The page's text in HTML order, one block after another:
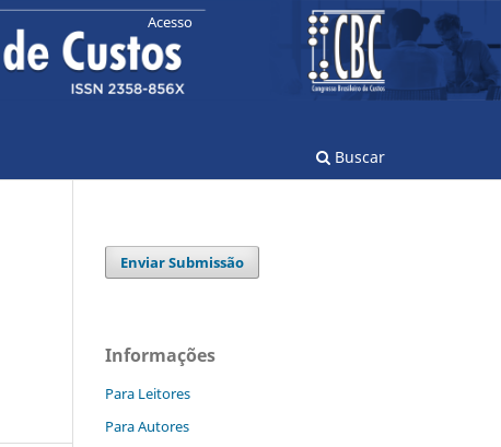
Buscar
Acesso
Enviar Submissão
Informações
Para Leitores
Para Autores